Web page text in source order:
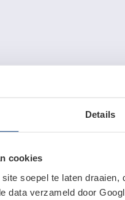
Details
cookies
soepel te laten
data verzameld door